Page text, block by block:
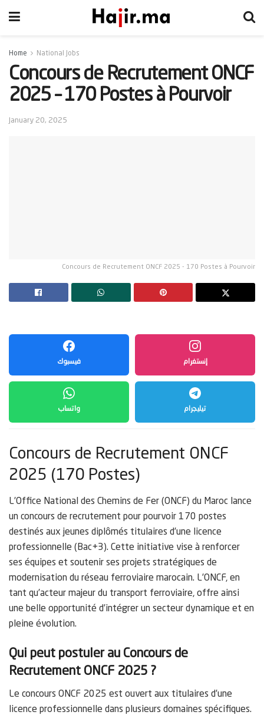
Home National Jobs
Concours de Recrutement ONCF
2025 – 170 Postes à Pourvoir
January 20, 2025
Concours de Recrutement ONCF 2025 - 170 Postes à Pourvoir
فيسبوك إنستغرام
واتساب تيليجرام
Concours de Recrutement ONCF
2025 (170 Postes)
L’Office National des Chemins de Fer (ONCF) du Maroc lance
un concours de recrutement pour pourvoir 170 postes
destinés aux jeunes diplômés titulaires d’une licence
professionnelle (Bac+3). Cette initiative vise à renforcer
ses équipes et soutenir ses projets stratégiques de
modernisation du réseau ferroviaire marocain. L’ONCF, en
tant qu’acteur majeur du transport ferroviaire, offre ainsi
une belle opportunité d’intégrer un secteur dynamique et en
pleine évolution.
Qui peut postuler au Concours de
Recrutement ONCF 2025 ?
Le concours ONCF 2025 est ouvert aux titulaires d’une
licence professionnelle dans plusieurs domaines spécifiques.